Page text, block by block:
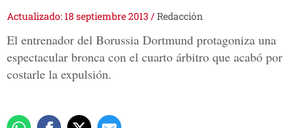
Actualizado: 18 septiembre 2013 /Redacción
El entrenador del Borussia Dortmund protagoniza una
espectacular bronca con el cuarto árbitro que acabó por
costarle la expulsión.